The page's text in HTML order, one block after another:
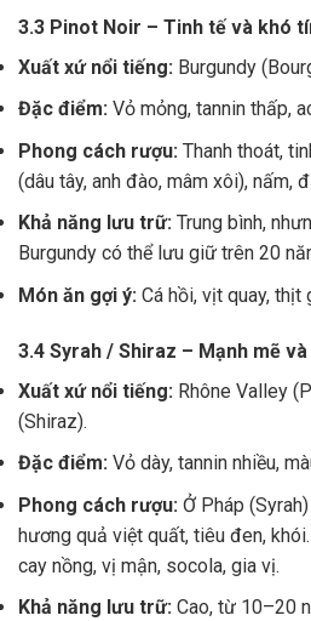
3.3 Pinot Noir – Tinh tế và khó
Xuất xứ nổi tiếng: Burgundy
Đặc điểm: Vỏ mỏng, tannin thấp,
Phong cách rượu: Thanh thoát,
(dâu tây, anh đào, mâm xôi), nấm,
Khả năng lưu trữ: Trung bình,
Burgundy có thể lưu giữ trên 20
Món ăn gợi ý: Cá hồi, vịt quay, thịt
3.4 Syrah / Shiraz – Mạnh mẽ
Xuất xứ nổi tiếng: Rhône Valley
(Shiraz).
Đặc điểm: Vỏ dày, tannin nhiều,
Phong cách rượu: Ở Pháp
hương quả việt quất, tiêu đen,
cay nồng, vị mận, socola, gia vị.
Khả năng lưu trữ: Cao, từ 10–20